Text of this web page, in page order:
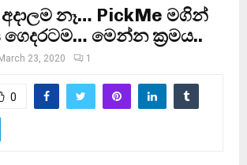
නෑ… PickMe මගින්
ගෙදරටම… මෙන්න ක‍්‍රමය..
March 23, 2020 1
0